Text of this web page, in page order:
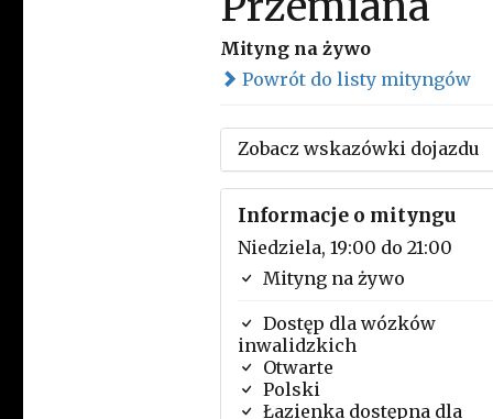
Mityng na żywo
Powrót do listy mityngów
Zobacz wskazówki dojazdu
Informacje o mityngu
Niedziela, 19:00 do 21:00
Mityng na żywo
Dostęp dla wózków
inwalidzkich
Otwarte
Polski
Łazienka dostępna dla